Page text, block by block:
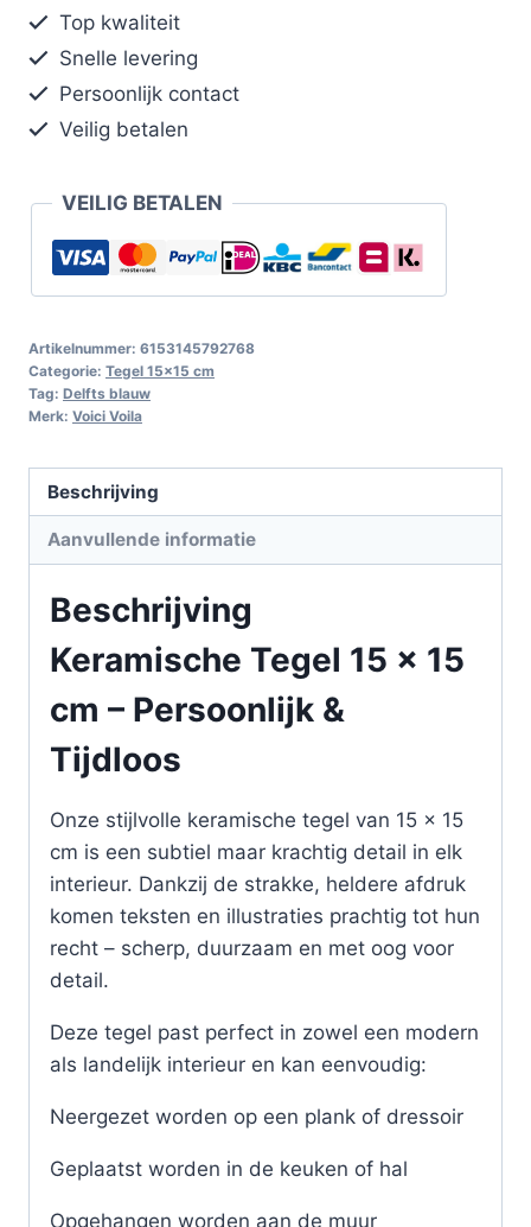
Top kwaliteit
Snelle levering
Persoonlijk contact
Veilig betalen
VEILIG BETALEN
Artikelnummer: 6153145792768
Categorie: Tegel 15x15 cm
Tag: Delfts blauw
Merk: Voici Voila
Beschrijving
Aanvullende informatie
Beschrijving
Keramische Tegel 15 x 15
cm – Persoonlijk &
Tijdloos
Onze stijlvolle keramische tegel van 15 x 15
cm is een subtiel maar krachtig detail in elk
interieur. Dankzij de strakke, heldere afdruk
komen teksten en illustraties prachtig tot hun
recht – scherp, duurzaam en met oog voor
detail.
Deze tegel past perfect in zowel een modern
als landelijk interieur en kan eenvoudig:
Neergezet worden op een plank of dressoir
Geplaatst worden in de keuken of hal
Opgehangen worden aan de muur